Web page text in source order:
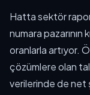
Hatta sektör
numara
oranlarla artıyor.
çözümlere olan
verilerinde de net